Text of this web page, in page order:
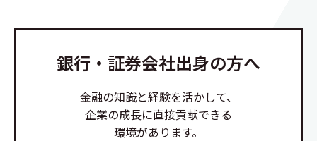
銀行・証券会社出身の方へ
金融の知識と経験を活かして、
企業の成長に直接貢献できる
環境があります。